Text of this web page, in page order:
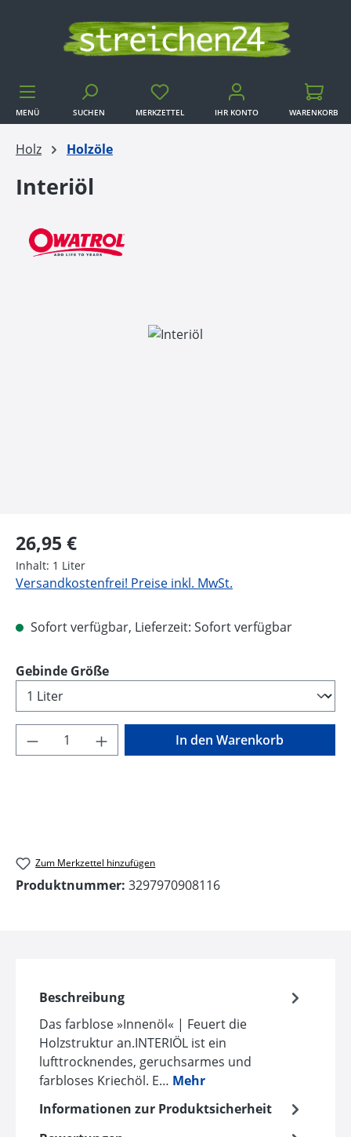
Zum Hauptinhalt springen
MENÜ SUCHEN MERKZETTEL IHR KONTO
WARENKORB
Holz Holzöle
Interiöl
Bildergalerie überspringen
Regulärer Preis:
26,95 €
Inhalt: 1 Liter
Versandkostenfrei! Preise inkl. MwSt.
Sofort verfügbar, Lieferzeit: Sofort verfügbar
Gebinde Größeauswählen
Produkt Anzahl: Gib den gewünschten
In den Warenkorb
Zum Merkzettel hinzufügen
Produktnummer: 3297970908116
Beschreibung
Das farblose »Innenöl« | Feuert die
Holzstruktur an.INTERIÖL ist ein
lufttrocknendes, geruchsarmes und
farbloses Kriechöl. E… Mehr
Informationen zur Produktsicherheit